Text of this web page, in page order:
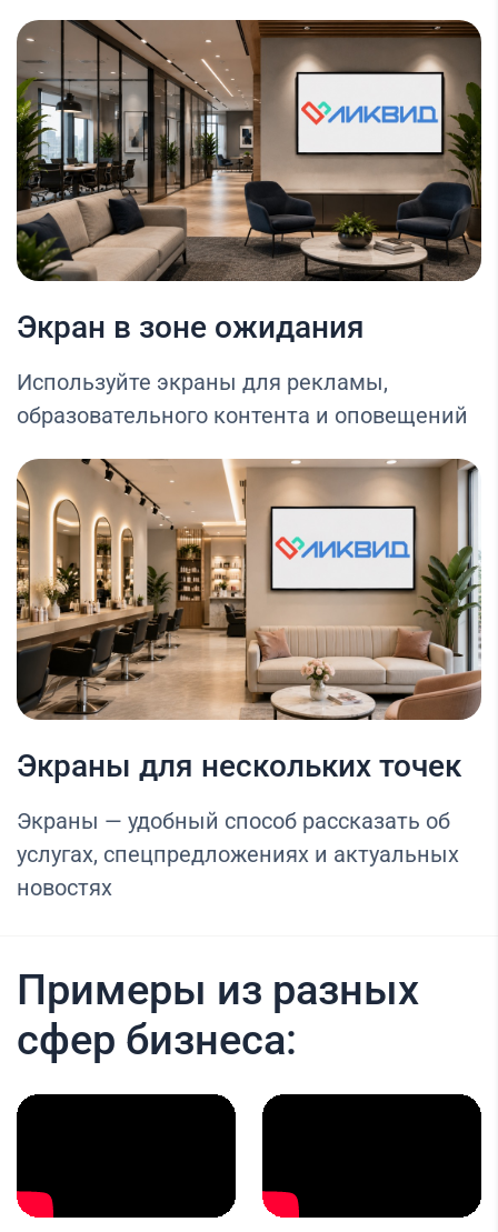
Экран в зоне ожидания
Используйте экраны для рекламы,
образовательного контента и оповещений
Экраны для нескольких точек
Экраны — удобный способ рассказать об
услугах, спецпредложениях и актуальных
новостях
Примеры из разных
сфер бизнеса: